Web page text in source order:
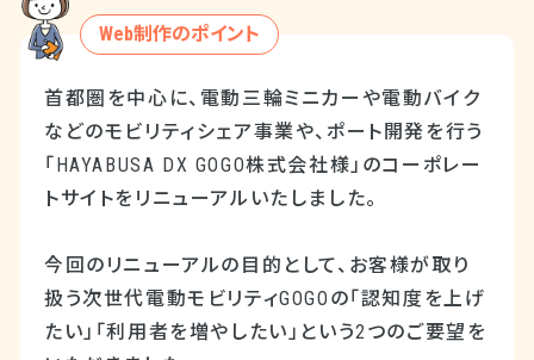
Web制作のポイント
首都圏を中心に、電動三輪ミニカーや電動バイク
などのモビリティシェア事業や、ポート開発を行う
「HAYABUSA DX GOGO株式会社様」のコーポレー
トサイトをリニューアルいたしました。
今回のリニューアルの目的として、お客様が取り
扱う次世代電動モビリティGOGOの「認知度を上げ
たい」「利用者を増やしたい」という2つのご要望を